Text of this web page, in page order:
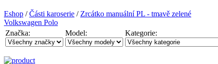
Eshop /Části karoserie / Zrcátko manuální PL - tmavě zelené
Volkswagen Polo
Značka:
Model: Kategorie: